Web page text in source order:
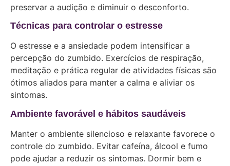
preservar a audição e diminuir o desconforto.
Técnicas para controlar o estresse
O estresse e a ansiedade podem intensificar a
percepção do zumbido. Exercícios de respiração,
meditação e prática regular de atividades físicas são
ótimos aliados para manter a calma e aliviar os
sintomas.
Ambiente favorável e hábitos saudáveis
Manter o ambiente silencioso e relaxante favorece o
controle do zumbido. Evitar cafeína, álcool e fumo
pode ajudar a reduzir os sintomas. Dormir bem e